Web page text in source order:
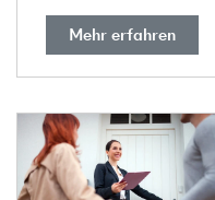
Mehr erfahren